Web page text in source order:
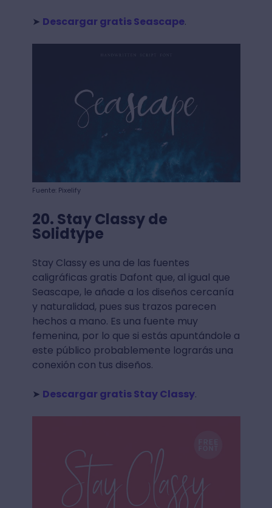
➤ Descargar gratis Seascape.
Fuente: Pixelify
20. Stay Classy de
Solidtype
Stay Classy es una de las fuentes
caligráficas gratis Dafont que, al igual que
Seascape, le añade a los diseños cercanía
y naturalidad, pues sus trazos parecen
hechos a mano. Es una fuente muy
femenina, por lo que si estás apuntándole a
este público probablemente lograrás una
conexión con tus diseños.
➤ Descargar gratis Stay Classy.